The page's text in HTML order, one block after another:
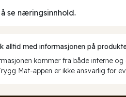
se næringsinnhold.
alltid med informasjonen på
kommer fra både interne
Mat-appen er ikke ansvarlig for